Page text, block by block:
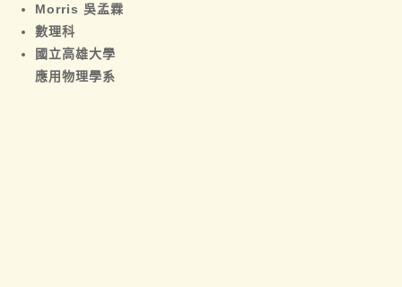
Morris 吳孟霖
數理科
國立高雄大學
應用物理學系